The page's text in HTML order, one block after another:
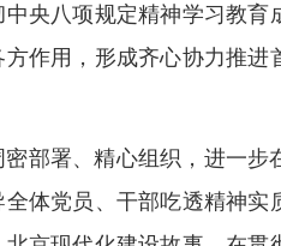
央八项规定精神学习教育
作用，形成齐心协力推进
部署、精心组织，进一步
体党员、干部吃透精神实